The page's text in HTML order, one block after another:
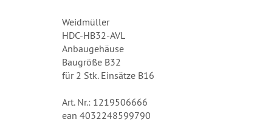
Weidmüller
HDC-HB32-AVL
Anbaugehäuse
Baugröße B32
für 2 Stk. Einsätze B16
Art. Nr.: 1219506666
ean 4032248599790